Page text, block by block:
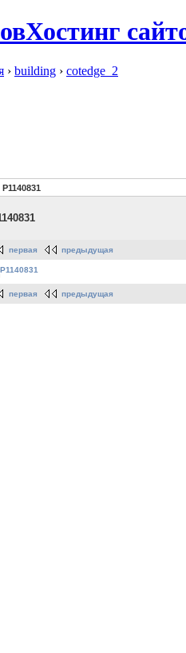
Хостинг
› building › cotedge_2
P1140831
первая предыдущая
первая предыдущая